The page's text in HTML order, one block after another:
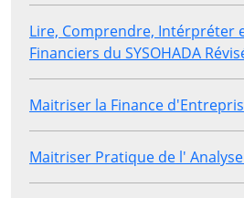
Lire, Comprendre, Intérpréter
Financiers du SYSOHADA
Maitriser la Finance
Maitriser Pratique de l'